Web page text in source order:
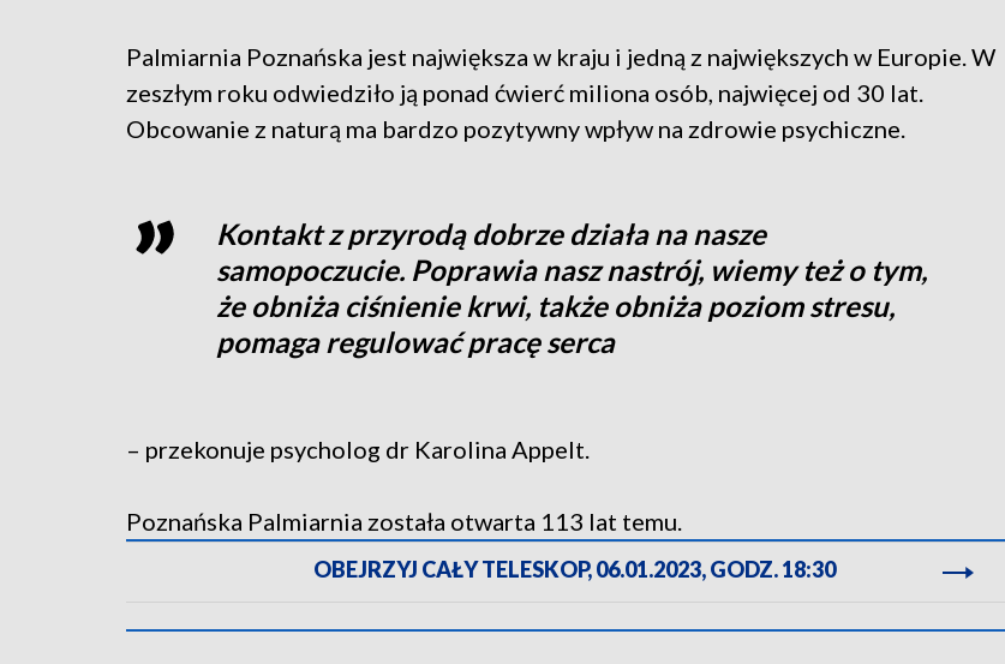
Palmiarnia Poznańska jest największa w kraju i jedną z największych w Europie. W
zeszłym roku odwiedziło ją ponad ćwierć miliona osób, najwięcej od 30 lat.
Obcowanie z naturą ma bardzo pozytywny wpływ na zdrowie psychiczne.
Kontakt z przyrodą dobrze działa na nasze
samopoczucie. Poprawia nasz nastrój, wiemy też o tym,
że obniża ciśnienie krwi, także obniża poziom stresu,
pomaga regulować pracę serca
– przekonuje psycholog dr Karolina Appelt.
Poznańska Palmiarnia została otwarta 113 lat temu.
OBEJRZYJ CAŁY TELESKOP, 06.01.2023, GODZ. 18:30